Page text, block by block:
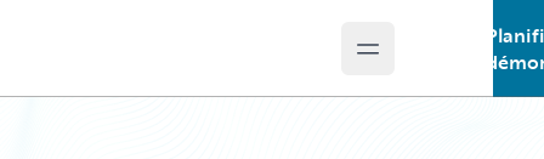
Open main menu